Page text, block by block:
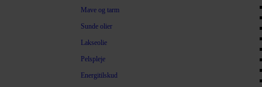
Mave og tarm
Sunde olier
Lakseolie
Pelspleje
Energitilskud